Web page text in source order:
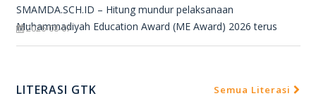
SMAMDA.SCH.ID – Hitung mundur pelaksanaan
Muhammadiyah Education Award (ME Award) 2026 terus
2026-08-07
LITERASI GTK Semua Literasi